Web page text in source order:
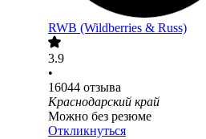
RWB (Wildberries & Russ)
3.9
•
16044 отзыва
Краснодарский край
Можно без резюме
Откликнуться